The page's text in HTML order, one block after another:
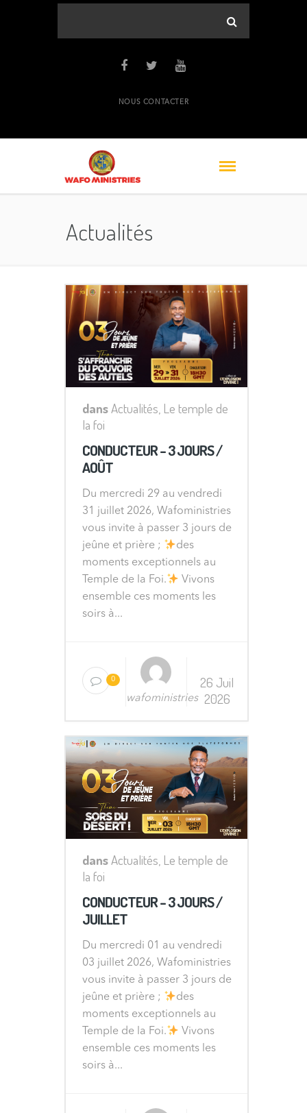
NOUS CONTACTER
Actualités
dansActualités Le temple de
la foi
CONDUCTEUR – 3 JOURS /
AOÛT
Du mercredi 29 au vendredi
31 juillet 2026, Wafoministries
vous invite à passer 3 jours de
jeûne et prière ;
des
moments exceptionnels au
Temple de la Foi.
Vivons
ensemble ces moments les
soirs à...
0
wafoministries
26 Juil
2026
dansActualités Le temple de
la foi
CONDUCTEUR – 3 JOURS /
JUILLET
Du mercredi 01 au vendredi
03 juillet 2026, Wafoministries
vous invite à passer 3 jours de
jeûne et prière ;
des
moments exceptionnels au
Temple de la Foi.
Vivons
ensemble ces moments les
soirs à...